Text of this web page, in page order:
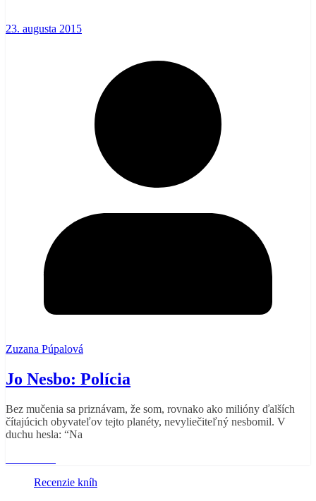
23. augusta 2015
Zuzana Púpalová
Jo Nesbo: Polícia
Bez mučenia sa priznávam, že som, rovnako ako milióny ďalších
čítajúcich obyvateľov tejto planéty, nevyliečiteľný nesbomil. V
duchu hesla: “Na
Recenzie kníh